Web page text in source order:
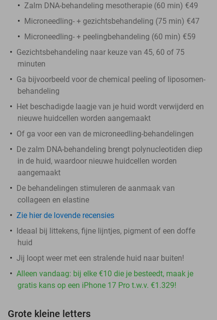
Zalm DNA-behandeling mesotherapie (60 min) €49
Microneedling- + gezichtsbehandeling (75 min) €47
Microneedling- + peelingbehandeling (60 min) €59
Gezichtsbehandeling naar keuze van 45, 60 of 75
minuten
Ga bijvoorbeeld voor de chemical peeling of liposomen-
behandeling
Het beschadigde laagje van je huid wordt verwijderd en
nieuwe huidcellen worden aangemaakt
Of ga voor een van de microneedling-behandelingen
De zalm DNA-behandeling brengt polynucleotiden diep
in de huid, waardoor nieuwe huidcellen worden
aangemaakt
De behandelingen stimuleren de aanmaak van
collageen en elastine
Zie hier de lovende recensies
Ideaal bij littekens, fijne lijntjes, pigment of een doffe
huid
Jij loopt weer met een stralende huid naar buiten!
Alleen vandaag: bij elke €10 die je besteedt, maak je
gratis kans op een iPhone 17 Pro t.w.v. €1.329!
Grote kleine letters